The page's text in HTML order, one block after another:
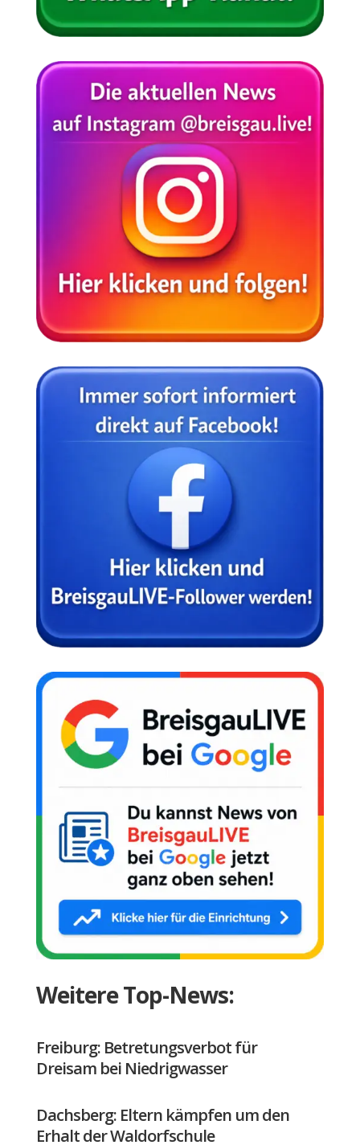
Weitere Top-News:
Freiburg: Betretungsverbot für
Dreisam bei Niedrigwasser
Dachsberg: Eltern kämpfen um den
Erhalt der Waldorfschule